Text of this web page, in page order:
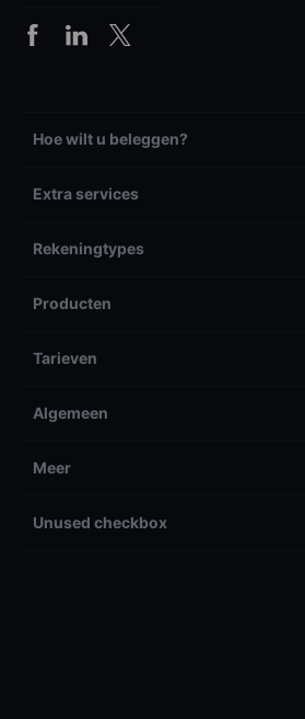
Hoe wilt u beleggen?
Extra services
Rekeningtypes
Producten
Tarieven
Algemeen
Meer
Unused checkbox